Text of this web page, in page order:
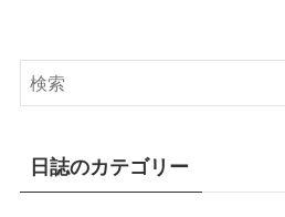
日誌のカテゴリー